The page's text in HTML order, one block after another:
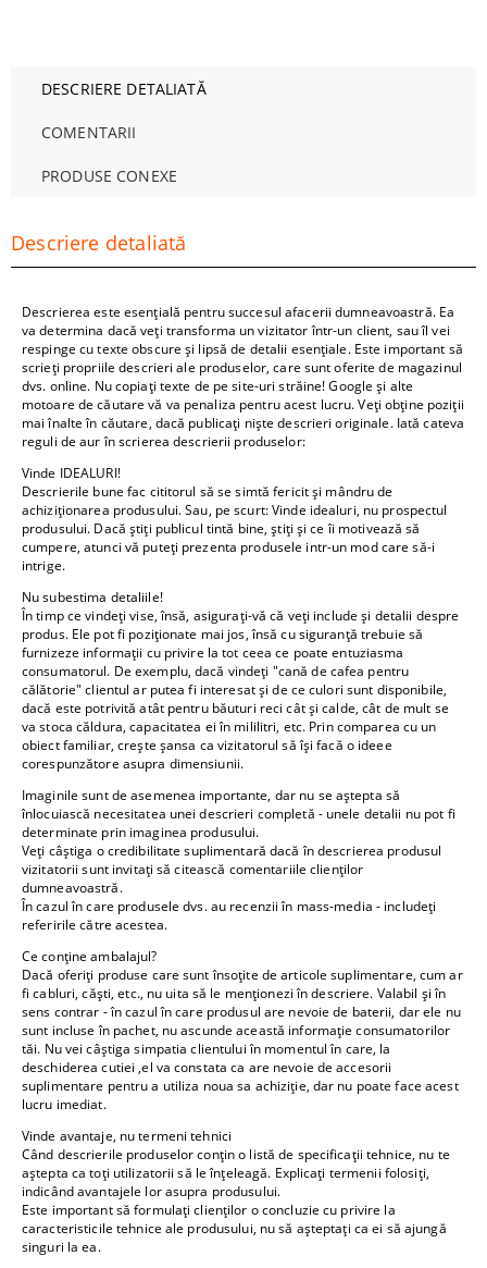
DESCRIERE DETALIATĂ
COMENTARII
PRODUSE CONEXE
Descriere detaliată
Descrierea este esențială pentru succesul afacerii dumneavoastră. Ea
va determina dacă veți transforma un vizitator într-un client, sau îl vei
respinge cu texte obscure și lipsă de detalii esențiale. Este important să
scrieți propriile descrieri ale produselor, care sunt oferite de magazinul
dvs. online. Nu copiați texte de pe site-uri străine! Google și alte
motoare de căutare vă va penaliza pentru acest lucru. Veți obține poziții
mai înalte în căutare, dacă publicați niște descrieri originale. Iată cateva
reguli de aur în scrierea descrierii produselor:
Vinde IDEALURI!
Descrierile bune fac cititorul să se simtă fericit și mândru de
achiziționarea produsului. Sau, pe scurt: Vinde idealuri, nu prospectul
produsului. Dacă știți publicul tintă bine, știți și ce îi motivează să
cumpere, atunci vă puteți prezenta produsele intr-un mod care să-i
intrige.
Nu subestima detaliile!
În timp ce vindeți vise, însă, asigurați-vă că veți include și detalii despre
produs. Ele pot fi poziționate mai jos, însă cu siguranță trebuie să
furnizeze informații cu privire la tot ceea ce poate entuziasma
consumatorul. De exemplu, dacă vindeți "cană de cafea pentru
călătorie" clientul ar putea fi interesat și de ce culori sunt disponibile,
dacă este potrivită atât pentru băuturi reci cât și calde, cât de mult se
va stoca căldura, capacitatea ei în mililitri, etc. Prin comparea cu un
obiect familiar, crește șansa ca vizitatorul să își facă o ideee
corespunzătore asupra dimensiunii.
Imaginile sunt de asemenea importante, dar nu se aștepta să
înlocuiască necesitatea unei descrieri completă - unele detalii nu pot fi
determinate prin imaginea produsului.
Veți câștiga o credibilitate suplimentară dacă în descrierea produsul
vizitatorii sunt invitați să citească comentariile clienților
dumneavoastră.
În cazul în care produsele dvs. au recenzii în mass-media - includeți
referirile către acestea.
Ce conține ambalajul?
Dacă oferiți produse care sunt însoțite de articole suplimentare, cum ar
fi cabluri, căști, etc., nu uita să le menționezi în descriere. Valabil și în
sens contrar - în cazul în care produsul are nevoie de baterii, dar ele nu
sunt incluse în pachet, nu ascunde această informație consumatorilor
tăi. Nu vei câștiga simpatia clientului în momentul în care, la
deschiderea cutiei ,el va constata ca are nevoie de accesorii
suplimentare pentru a utiliza noua sa achiziție, dar nu poate face acest
lucru imediat.
Vinde avantaje, nu termeni tehnici
Când descrierile produselor conțin o listă de specificații tehnice, nu te
aștepta ca toți utilizatorii să le înțeleagă. Explicați termenii folosiți,
indicând avantajele lor asupra produsului.
Este important să formulați clienților o concluzie cu privire la
caracteristicile tehnice ale produsului, nu să așteptați ca ei să ajungă
singuri la ea.